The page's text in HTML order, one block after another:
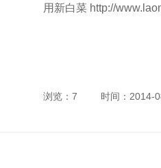
用新白菜 http://
浏览：7 时间： 2014-